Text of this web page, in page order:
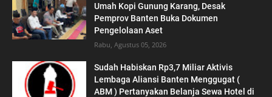
Umah Kopi Gunung Karang, Desak
Pemprov Banten Buka Dokumen
Pengelolaan Aset
Rabu, Agustus 05, 2026
‎Sudah Habiskan Rp3,7 Miliar ‎Aktivis
Lembaga Aliansi Banten Menggugat (
ABM ) Pertanyakan Belanja Sewa Hotel di